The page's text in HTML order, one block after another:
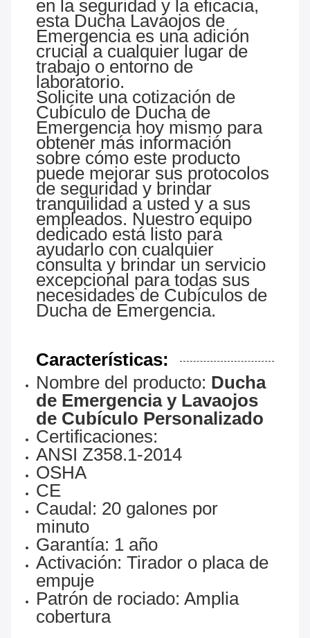
en la seguridad y la eficacia,
esta Ducha Lavaojos de
Emergencia es una adición
crucial a cualquier lugar de
trabajo o entorno de
laboratorio.
Solicite una cotización de
Cubículo de Ducha de
Emergencia hoy mismo para
obtener más información
sobre cómo este producto
puede mejorar sus protocolos
de seguridad y brindar
tranquilidad a usted y a sus
empleados. Nuestro equipo
dedicado está listo para
ayudarlo con cualquier
consulta y brindar un servicio
excepcional para todas sus
necesidades de Cubículos de
Ducha de Emergencia.
Características:
Nombre del producto: Ducha
de Emergencia y Lavaojos
de Cubículo Personalizado
Certificaciones:
ANSI Z358.1-2014
OSHA
CE
Caudal: 20 galones por
minuto
Garantía: 1 año
Activación: Tirador o placa de
empuje
Patrón de rociado: Amplia
cobertura